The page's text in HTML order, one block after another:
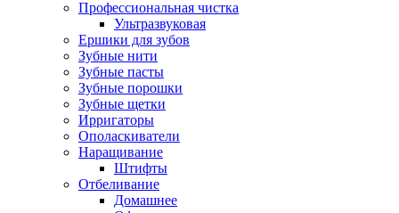
Профессиональная чистка
Ультразвуковая
Ершики для зубов
Зубные нити
Зубные пасты
Зубные порошки
Зубные щетки
Ирригаторы
Ополаскиватели
Наращивание
Штифты
Отбеливание
Домашнее